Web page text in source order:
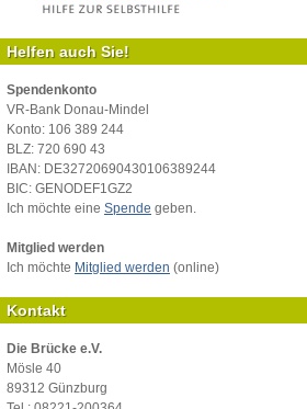
Helfen auch Sie!
Spendenkonto
VR-Bank Donau-Mindel
Konto: 106 389 244
BLZ: 720 690 43
IBAN: DE32720690430106389244
BIC: GENODEF1GZ2
Ich möchte eine Spende geben.
Mitglied werden
Ich möchte Mitglied werden (online)
Kontakt
Die Brücke e.V.
Mösle 40
89312 Günzburg